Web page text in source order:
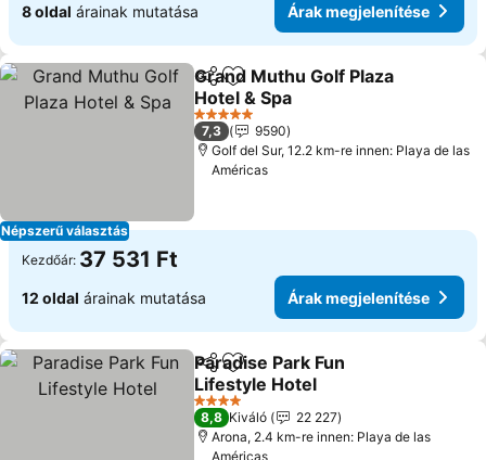
8 oldal árainak mutatása Árak megjelenítése
Népszerű választás
Megosztás
Hozzáadás a kedvencekhez
Grand Muthu Golf Plaza
Hotel & Spa
5 Kategória
7,3
9590
Golf del Sur, 12.2 km-re innen: Playa de las
Américas
Kezdőár: 37 531 Ft
12 oldal árainak mutatása Árak megjelenítése
Megosztás
Hozzáadás a kedvencekhez
Paradise Park Fun
Lifestyle Hotel
4 Kategória
8,8 Kiváló
22 227
Arona, 2.4 km-re innen: Playa de las
Américas